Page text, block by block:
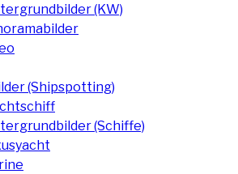
(KW)
(Shipspotting)
(Schiffe)